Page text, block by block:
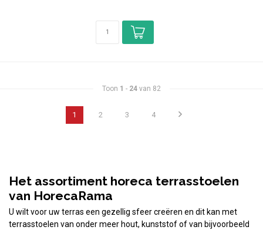
Toon 1 - 24 van 82
1 2 3 4
Het assortiment horeca terrasstoelen
van HorecaRama
U wilt voor uw terras een gezellig sfeer creëren en dit kan met
terrasstoelen van onder meer hout, kunststof of van bijvoorbeeld